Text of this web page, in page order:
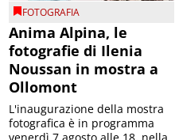
FOTOGRAFIA
Anima Alpina, le
fotografie di Ilenia
Noussan in mostra a
Ollomont
L'inaugurazione della mostra
fotografica è in programma